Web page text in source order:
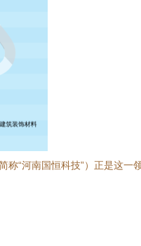
“河南国恒科技”）正是这一